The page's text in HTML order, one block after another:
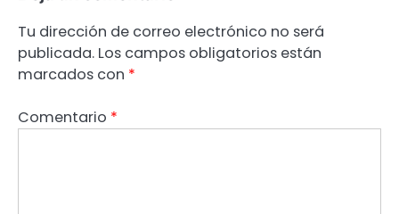
Tu dirección de correo electrónico no será
publicada. Los campos obligatorios están
marcados con *
Comentario *